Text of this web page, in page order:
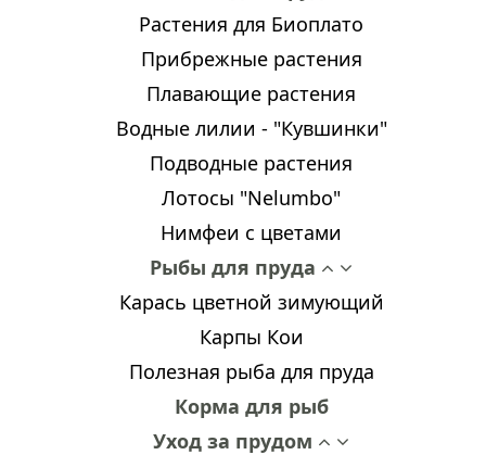
Растения для Биоплато
Прибрежные растения
Плавающие растения
Водные лилии - "Кувшинки"
Подводные растения
Лотосы "Nelumbo"
Нимфеи с цветами
Рыбы для пруда
Карась цветной зимующий
Карпы Кои
Полезная рыба для пруда
Корма для рыб
Уход за прудом